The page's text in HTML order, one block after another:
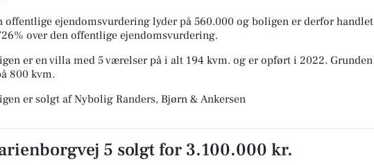
offentlige ejendomsvurdering lyder på 560.000 og boligen er derfor handlet
over den offentlige ejendomsvurdering.
er en villa med 5 værelser på i alt 194 kvm. og er opført i 2022. Grunden
800 kvm.
er solgt af Nybolig Randers, Bjørn & Ankersen
5 solgt for 3.100.000 kr.